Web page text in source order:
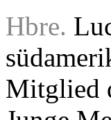
Hbre.
Mitglied